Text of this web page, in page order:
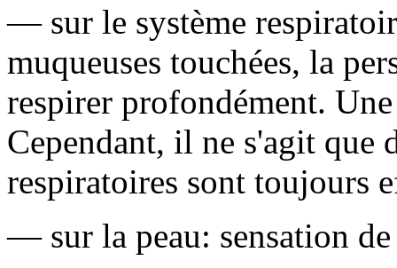
— sur le système
muqueuses touchées, la
respirer profondément.
Cependant, il ne s'agit que
respiratoires sont toujours
— sur la peau: sensation